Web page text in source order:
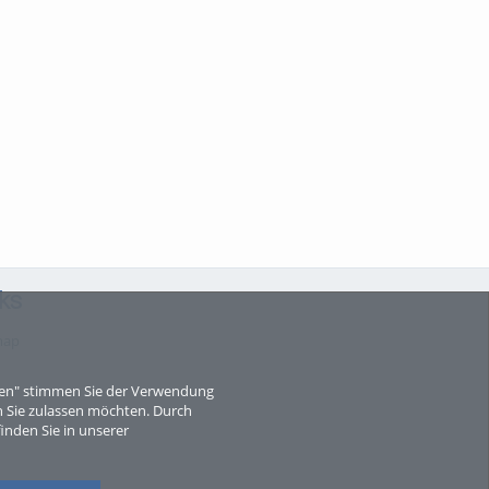
stimmen Sie der Verwendung
zulassen möchten. Durch
Sie in unserer